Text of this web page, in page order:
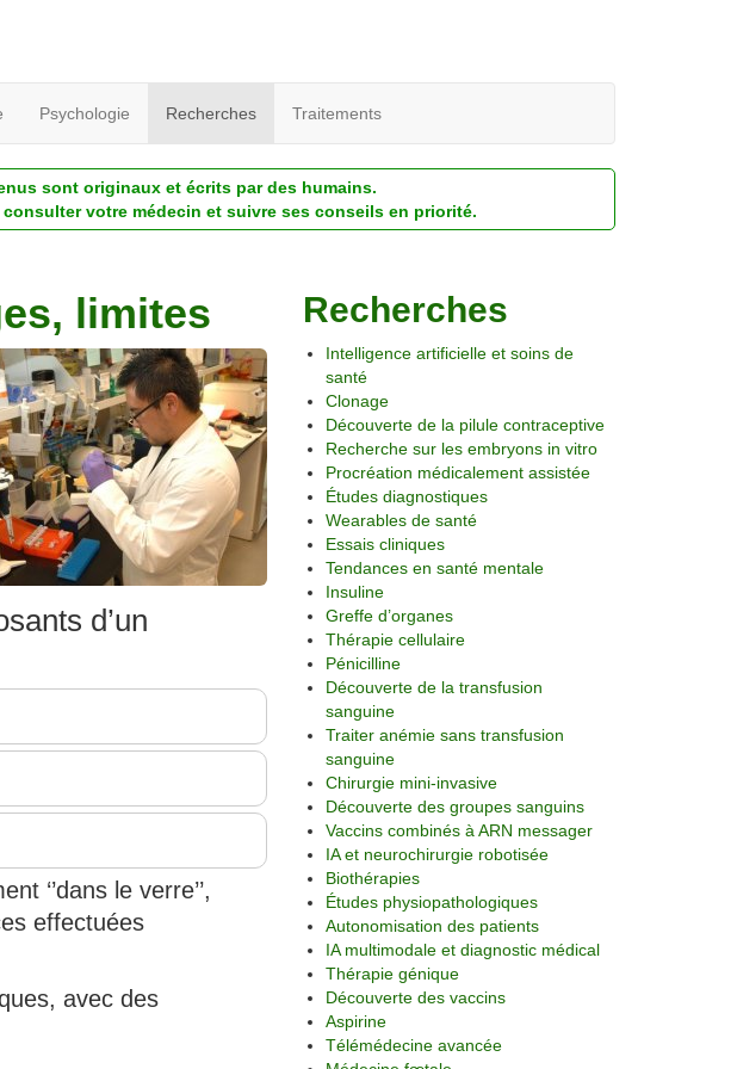
Psychologie Recherches Traitements
sont originaux et écrits par des humains.
votre médecin et suivre ses conseils en priorité.
limites
d’un
‘’dans le verre’’,
effectuées
avec des
Recherches
Intelligence artificielle et soins de
santé
Clonage
Découverte de la pilule contraceptive
Recherche sur les embryons in vitro
Procréation médicalement assistée
Études diagnostiques
Wearables de santé
Essais cliniques
Tendances en santé mentale
Insuline
Greffe d’organes
Thérapie cellulaire
Pénicilline
Découverte de la transfusion
sanguine
Traiter anémie sans transfusion
sanguine
Chirurgie mini-invasive
Découverte des groupes sanguins
Vaccins combinés à ARN messager
IA et neurochirurgie robotisée
Biothérapies
Études physiopathologiques
Autonomisation des patients
IA multimodale et diagnostic médical
Thérapie génique
Découverte des vaccins
Aspirine
Télémédecine avancée